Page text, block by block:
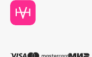
Divage
Dolce & Gabbana